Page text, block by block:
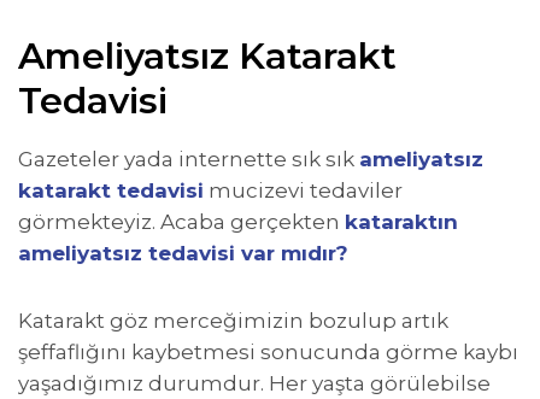
Ameliyatsız Katarakt
Tedavisi
Gazeteler yada internette sık sık ameliyatsız
katarakt tedavisi mucizevi tedaviler
görmekteyiz. Acaba gerçekten kataraktın
ameliyatsız tedavisi var mıdır?
Katarakt göz merceğimizin bozulup artık
şeffaflığını kaybetmesi sonucunda görme kaybı
yaşadığımız durumdur. Her yaşta görülebilse